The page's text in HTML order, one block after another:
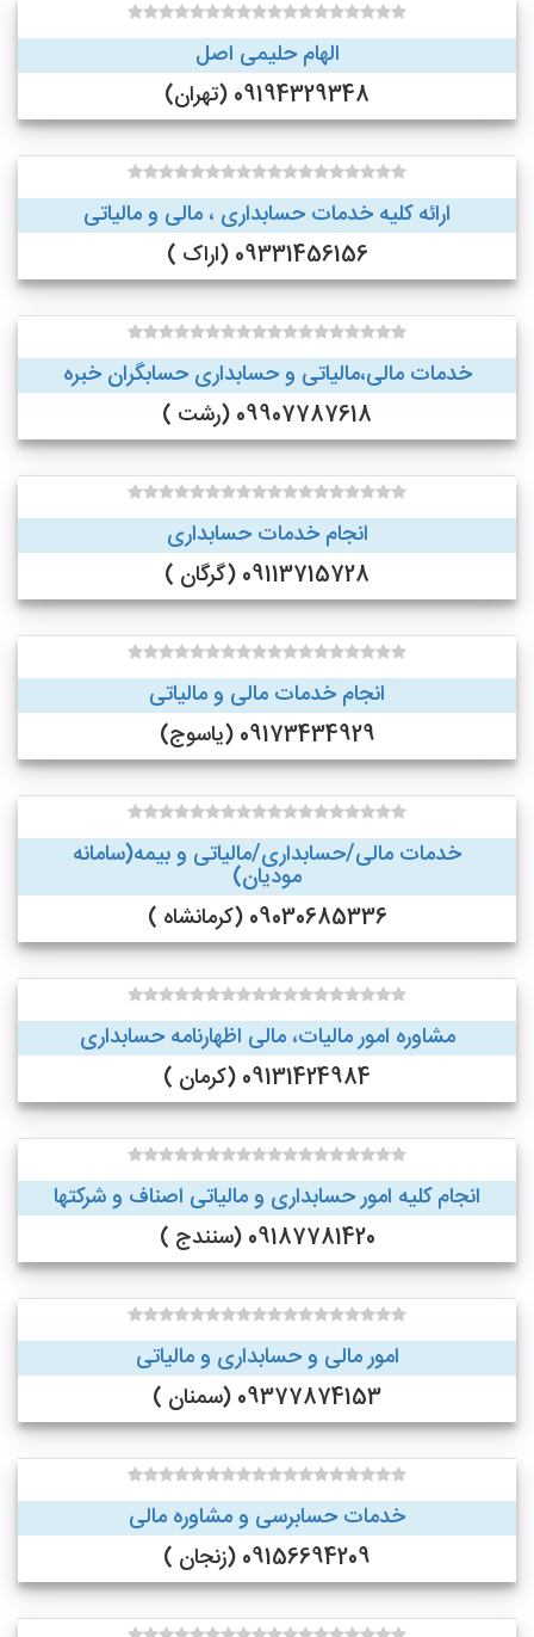
الهام حلیمی اصل
09194329348 (تهران)
ارائه کلیه خدمات حسابداری ، مالی و مالیاتی
09331456156 (اراک )
خدمات مالی،مالیاتی و حسابداری حسابگران خبره
09907787618 (رشت )
انجام خدمات حسابداری
09113715728 (گرگان )
انجام خدمات مالی و مالیاتی
09173434929 (یاسوج)
خدمات مالی/حسابداری/مالیاتی و بیمه(سامانه
مودیان)
09030685336 (کرمانشاه )
مشاوره امور مالیات، مالی اظهارنامه حسابداری
09131424984 (کرمان )
انجام کلیه امور حسابداری و مالیاتی اصناف و شرکتها
09187781420 (سنندج )
امور مالی و حسابداری و مالیاتی
09377874153 (سمنان )
خدمات حسابرسی و مشاوره مالی
09156694209 (زنجان )